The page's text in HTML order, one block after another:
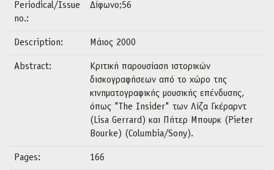
Periodical/Issue
no.:
Δίφωνο;56
Description: Μάιος 2000
Abstract:
Κριτική παρουσίαση ιστορικών
δισκογραφήσεων από το χώρο της
κινηματογραφικής μουσικής επένδυσης,
όπως "The Insider" των Λίζα Γκέραρντ
(Lisa Gerrard) και Πήτερ Μπουρκ (Pieter
Bourke) (Columbia/Sony).
Pages: 166